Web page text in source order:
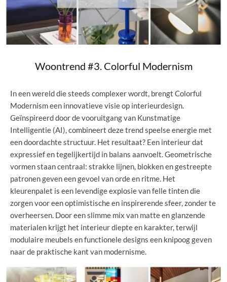
Woontrend #3. Colorful Modernism
In een wereld die steeds complexer wordt, brengt Colorful
Modernism een innovatieve visie op interieurdesign.
Geïnspireerd door de vooruitgang van Kunstmatige
Intelligentie (AI), combineert deze trend speelse energie met
een doordachte structuur. Het resultaat? Een interieur dat
expressief en tegelijkertijd in balans aanvoelt. Geometrische
vormen staan centraal: strakke lijnen, blokken en gestreepte
patronen geven een gevoel van orde en ritme. Het
kleurenpalet is een levendige explosie van felle tinten die
zorgen voor een optimistische en inspirerende sfeer, zonder te
overheersen. Door een slimme mix van matte en glanzende
materialen krijgt het interieur diepte en karakter, terwijl
modulaire meubels en functionele designs een knipoog geven
naar de praktische kant van modernisme.